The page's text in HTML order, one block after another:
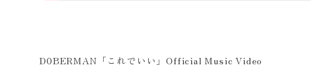
D0BERMAN「これでいい」Official Music Video